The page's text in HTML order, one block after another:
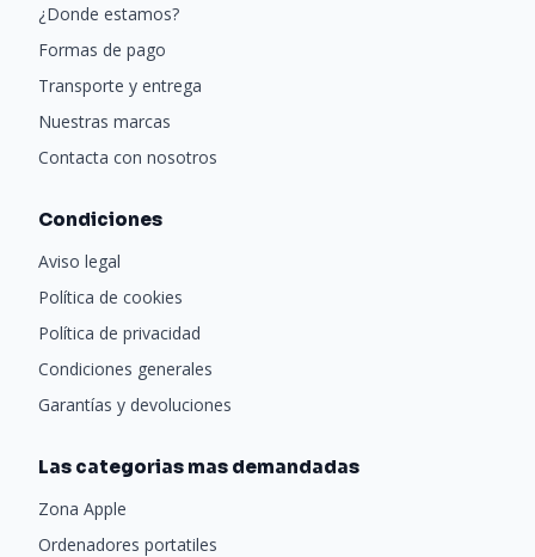
¿Donde estamos?
Formas de pago
Transporte y entrega
Nuestras marcas
Contacta con nosotros
Condiciones
Aviso legal
Política de cookies
Política de privacidad
Condiciones generales
Garantías y devoluciones
Las categorias mas demandadas
Zona Apple
Ordenadores portatiles